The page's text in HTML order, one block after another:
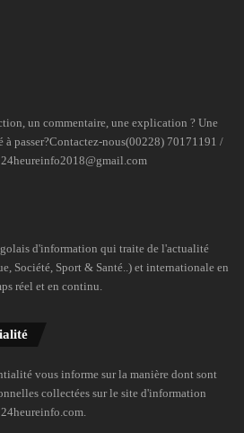
un commentaire, une explication ? Une
passer?Contactez-nous(00228) 70171191 /
d'information qui traite de l'actualité
Société, Sport & Santé..) et internationale en
réel et en continu.
vous informe sur la manière dont sont
collectées sur le site d'information
24heureinfo.com.